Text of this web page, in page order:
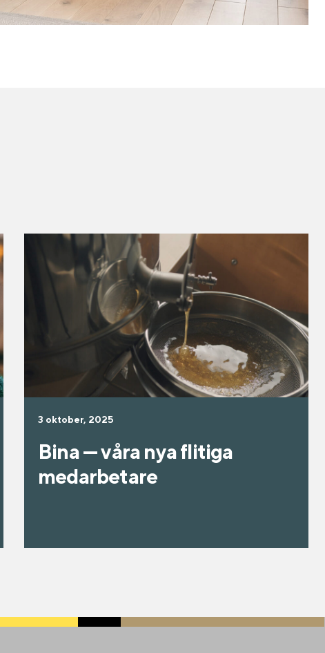
3 oktober, 2025
Bina — våra nya flitiga
medarbetare